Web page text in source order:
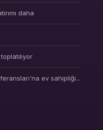
daha
ev sahipliği...